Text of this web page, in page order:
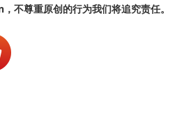
不尊重原创的行为我们将追究责任。